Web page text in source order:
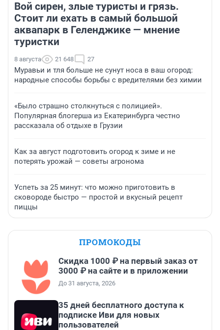
Вой сирен, злые туристы и грязь.
Стоит ли ехать в самый большой
аквапарк в Геленджике — мнение
туристки
8 августа 21 648 27
Муравьи и тля больше не сунут носа в ваш огород:
народные способы борьбы с вредителями без химии
«Было страшно столкнуться с полицией».
Популярная блогерша из Екатеринбурга честно
рассказала об отдыхе в Грузии
Как за август подготовить огород к зиме и не
потерять урожай — советы агронома
Успеть за 25 минут: что можно приготовить в
сковороде быстро — простой и вкусный рецепт
пиццы
ПРОМОКОДЫ
Скидка 1000 ₽ на первый заказ от
3000 ₽ на сайте и в приложении
До 31 августа, 2026
35 дней бесплатного доступа к
подписке Иви для новых
пользователей